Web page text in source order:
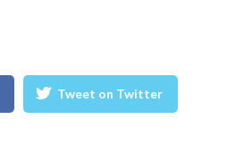
Tweet on Twitter